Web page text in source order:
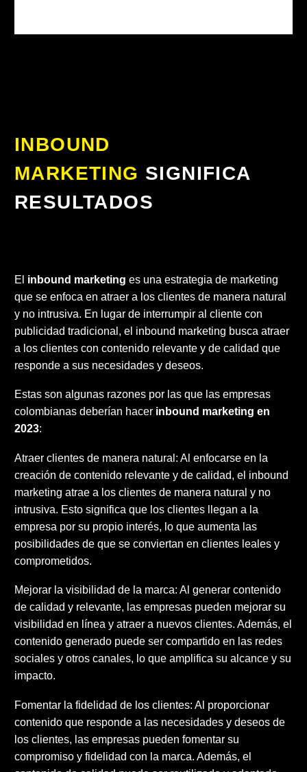
INBOUND
MARKETING SIGNIFICA
RESULTADOS
El inbound marketing es una estrategia de marketing
que se enfoca en atraer a los clientes de manera natural
y no intrusiva. En lugar de interrumpir al cliente con
publicidad tradicional, el inbound marketing busca atraer
a los clientes con contenido relevante y de calidad que
responde a sus necesidades y deseos.
Estas son algunas razones por las que las empresas
colombianas deberían hacer inbound marketing en
2023:
Atraer clientes de manera natural: Al enfocarse en la
creación de contenido relevante y de calidad, el inbound
marketing atrae a los clientes de manera natural y no
intrusiva. Esto significa que los clientes llegan a la
empresa por su propio interés, lo que aumenta las
posibilidades de que se conviertan en clientes leales y
comprometidos.
Mejorar la visibilidad de la marca: Al generar contenido
de calidad y relevante, las empresas pueden mejorar su
visibilidad en línea y atraer a nuevos clientes. Además, el
contenido generado puede ser compartido en las redes
sociales y otros canales, lo que amplifica su alcance y su
impacto.
Fomentar la fidelidad de los clientes: Al proporcionar
contenido que responde a las necesidades y deseos de
los clientes, las empresas pueden fomentar su
compromiso y fidelidad con la marca. Además, el